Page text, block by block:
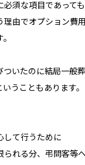
必須な項目であって
理由でオプション費
ついたのに結局一般
うこともあります。
して行うために
られる分、弔問客等